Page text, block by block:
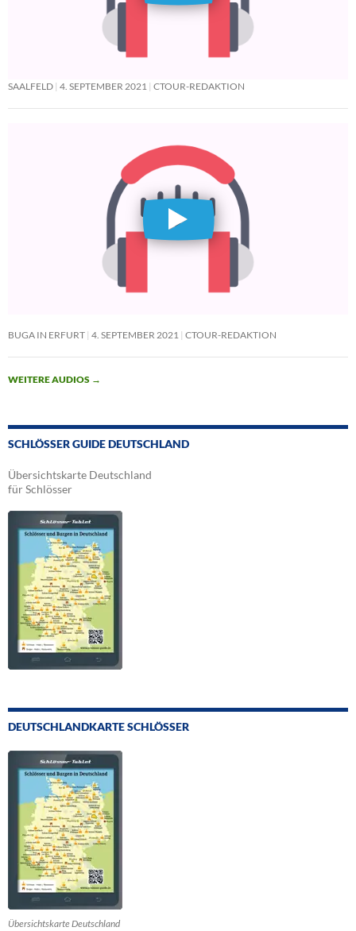
SAALFELD 4. SEPTEMBER 2021 CTOUR-REDAKTION
BUGA IN ERFURT 4. SEPTEMBER 2021 CTOUR-REDAKTION
WEITERE AUDIOS →
SCHLÖSSER GUIDE DEUTSCHLAND
Übersichtskarte Deutschland
für Schlösser
DEUTSCHLANDKARTE SCHLÖSSER
Übersichtskarte Deutschland